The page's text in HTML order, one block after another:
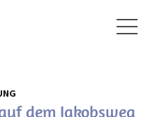
dem Jakobsweg